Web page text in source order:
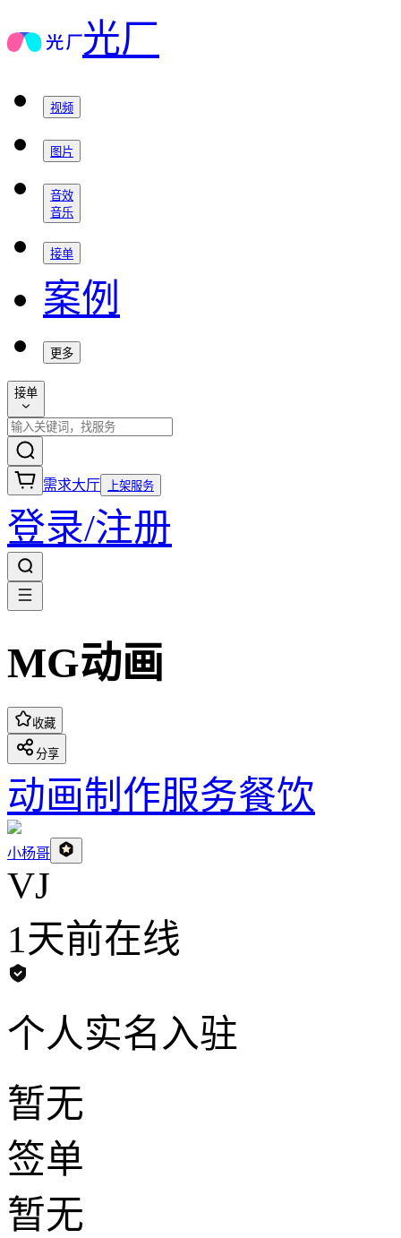
光厂
视频
图片
音效
音乐
接单
案例
更多
接单
需求大厅 上架服务
登录/注册
MG动画
收藏
分享
动画制作服务餐饮
小杨哥
VJ
1天前在线
个人实名入驻
暂无
签单
暂无